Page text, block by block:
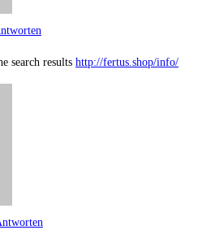
search results http://fertus.shop/info/